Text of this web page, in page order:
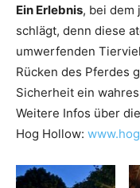
Ein Erlebnis, bei dem
schlägt, denn diese
umwerfenden
Rücken des Pferdes
Sicherheit ein
Weitere Infos über
Hog Hollow: